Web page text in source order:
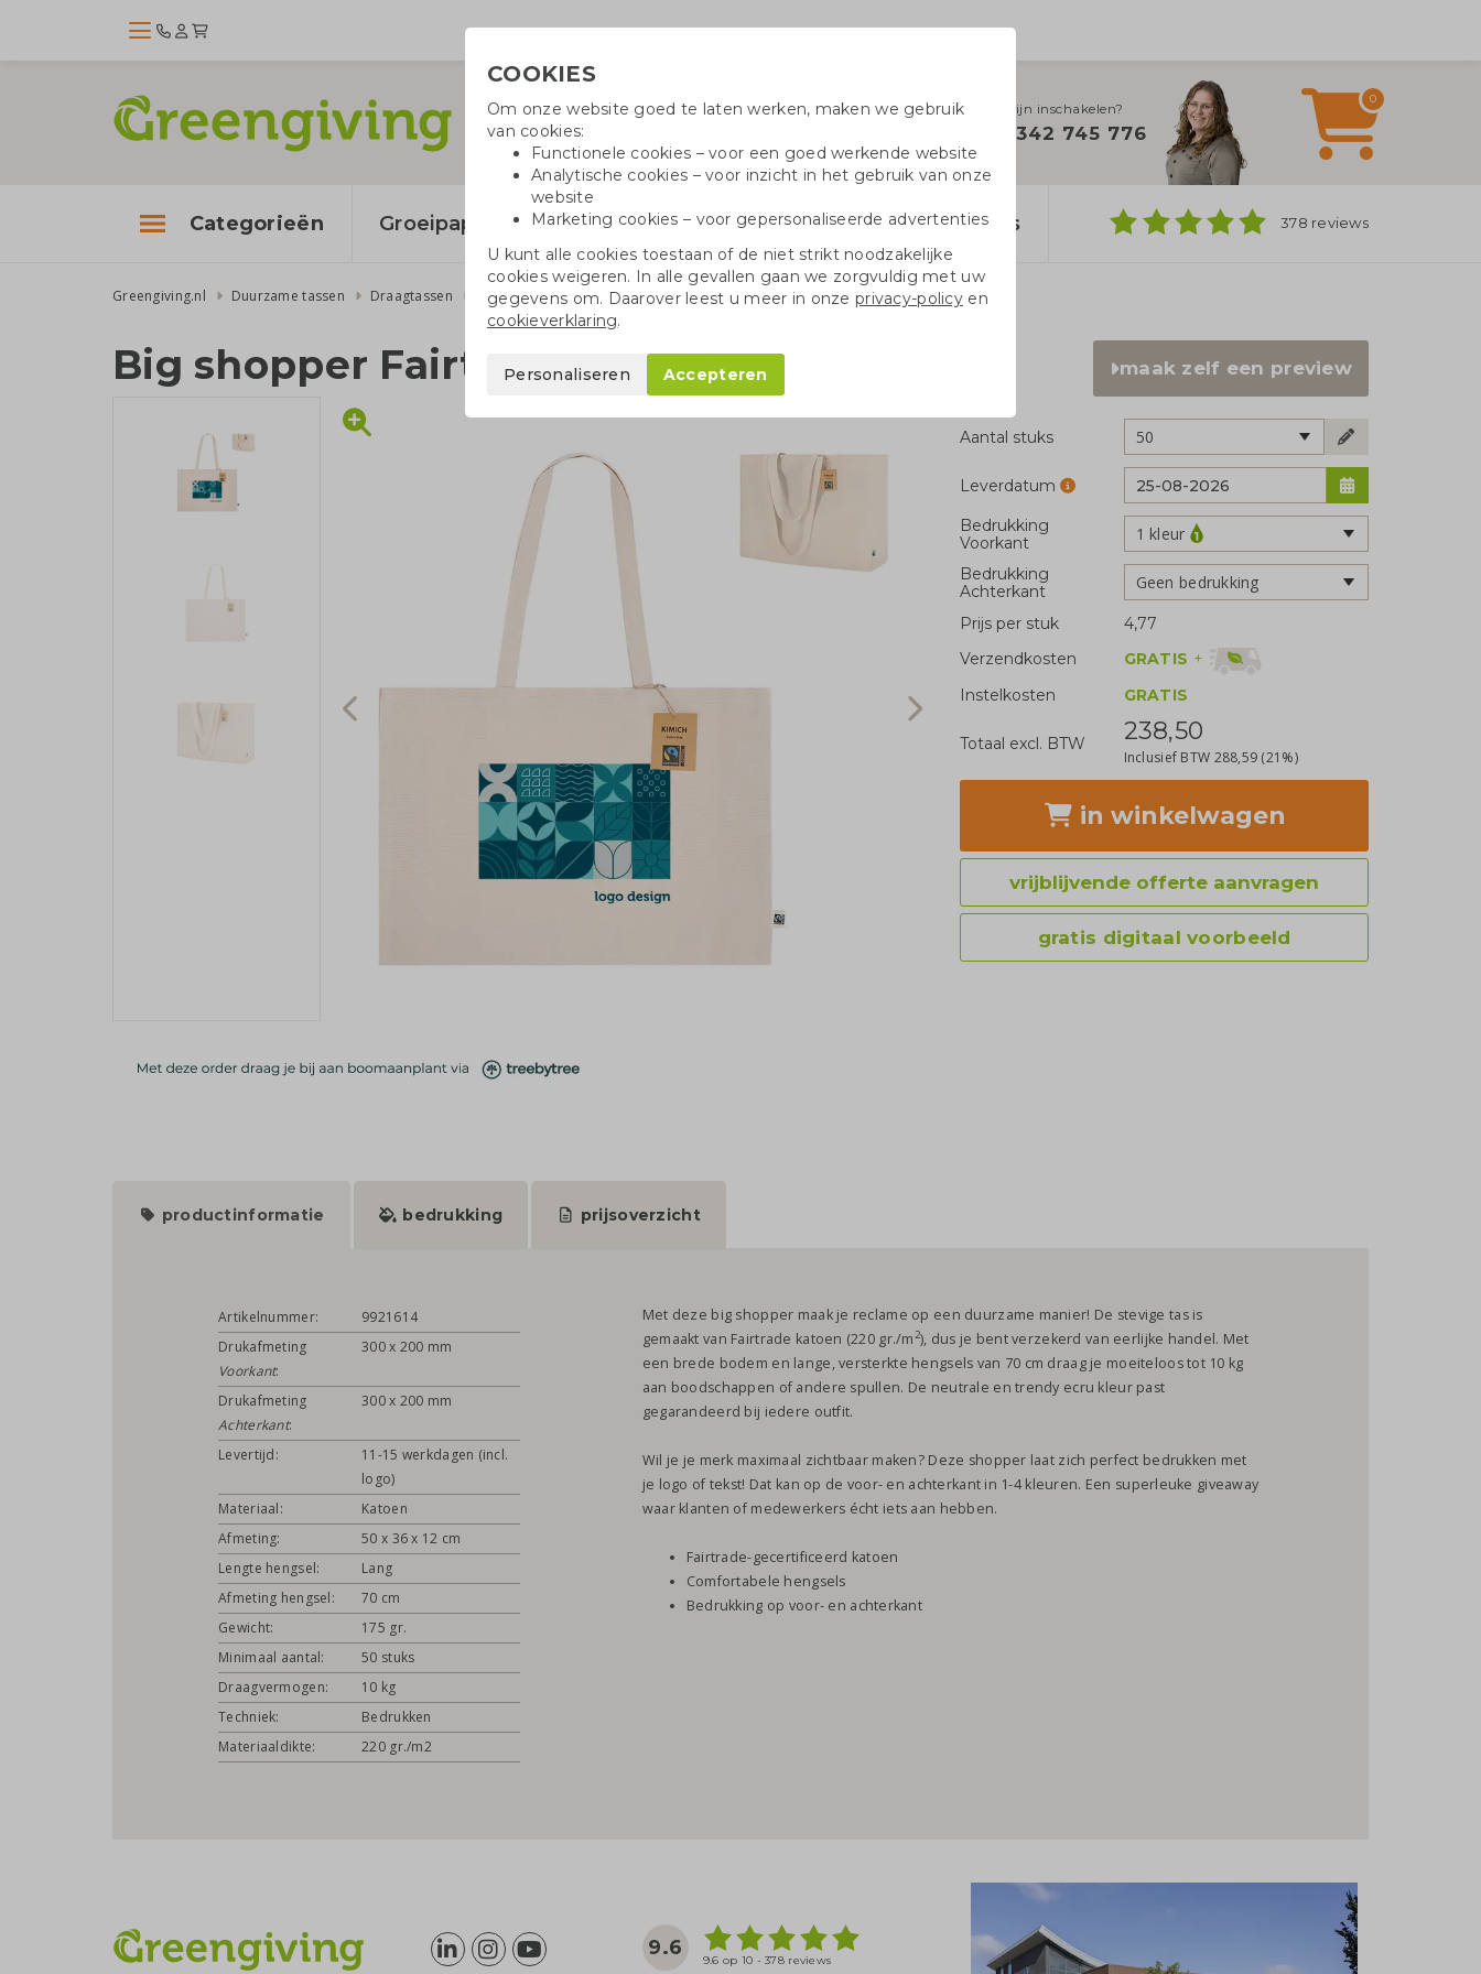
Hulplijn inschakelen?
0342 745 776
0
Categorieën Groeipapier Katoenen tassen Pennen Doppers 378 reviews
Greengiving.nl Duurzame tassen Draagtassen Katoenen tassen Fairtrade katoenen tassen Big shopper Fairtrade
Big shopper Fairtrade maak zelf een preview
Aantal stuks 50
Leverdatum
Bedrukking
Voorkant
1 kleur
Bedrukking
Achterkant
Geen bedrukking
Prijs per stuk
4,77
Verzendkosten
GRATIS +
Instelkosten
GRATIS
Totaal excl. BTW 238,50
Inclusief BTW 288,59 (21%)
in winkelwagen
vrijblijvende offerte aanvragen
gratis digitaal voorbeeld
productinformatie bedrukking prijsoverzicht
Artikelnummer:
9921614
Drukafmeting
Voorkant:
300 x 200 mm
Drukafmeting
Achterkant:
300 x 200 mm
Levertijd:
11-15 werkdagen (incl.
logo)
Materiaal:
Katoen
Afmeting:
50 x 36 x 12 cm
Lengte hengsel:
Lang
Afmeting hengsel:
70 cm
Gewicht:
175 gr.
Minimaal aantal:
50 stuks
Draagvermogen:
10 kg
Techniek:
Bedrukken
Materiaaldikte:
220 gr./m2
Met deze big shopper maak je reclame op een duurzame manier! De stevige tas is
gemaakt van Fairtrade katoen (220 gr./m2), dus je bent verzekerd van eerlijke handel. Met
een brede bodem en lange, versterkte hengsels van 70 cm draag je moeiteloos tot 10 kg
aan boodschappen of andere spullen. De neutrale en trendy ecru kleur past
gegarandeerd bij iedere outfit.
Wil je je merk maximaal zichtbaar maken? Deze shopper laat zich perfect bedrukken met
je logo of tekst! Dat kan op de voor- en achterkant in 1-4 kleuren. Een superleuke giveaway
waar klanten of medewerkers écht iets aan hebben.
Fairtrade-gecertificeerd katoen
Comfortabele hengsels
Bedrukking op voor- en achterkant
9.6
9.6 op 10 - 378 reviews
COOKIES
Om onze website goed te laten werken, maken we gebruik
van cookies:
Functionele cookies – voor een goed werkende website
Analytische cookies – voor inzicht in het gebruik van onze
website
Marketing cookies – voor gepersonaliseerde advertenties
U kunt alle cookies toestaan of de niet strikt noodzakelijke
cookies weigeren. In alle gevallen gaan we zorgvuldig met uw
gegevens om. Daarover leest u meer in onzeprivacy-policyen
cookieverklaring.
Personaliseren Accepteren